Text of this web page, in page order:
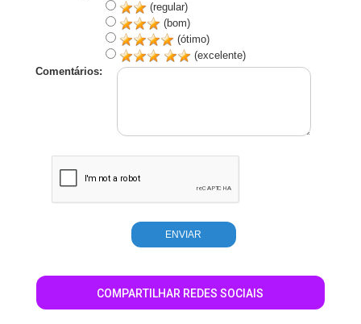
(regular)
(bom)
(ótimo)
(excelente)
Comentários:
COMPARTILHAR REDES SOCIAIS